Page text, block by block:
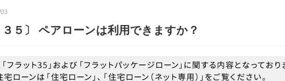
３５〕 ペアローンは利用できますか？